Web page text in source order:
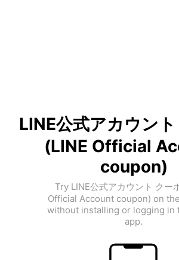
LINE公式アカウン
(LINE Official
coupon)
Try LINE公式アカウント クー
Official Account coupon) on
without installing or logging in
app.